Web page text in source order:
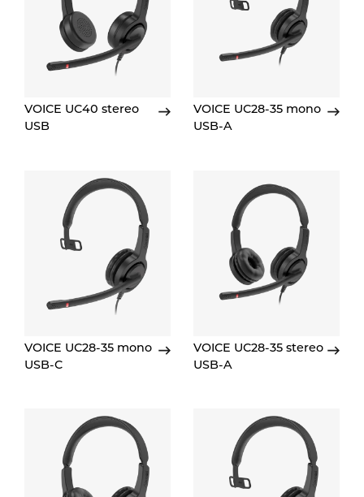
VOICE UC40 stereo
USB
VOICE UC28-35 mono
USB-A
VOICE UC28-35 mono
USB-C
VOICE UC28-35 stereo
USB-A